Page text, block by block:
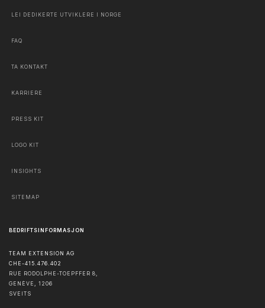
LEI DEDIKERTE UTVIKLERE I NORGE
FAQ
TA KONTAKT
KARRIERE
PRESS KIT
LOGO KIT
INSIGHTS
SITEMAP
BEDRIFTSINFORMASJON
TEAM EXTENSION AG
CHE-415.476.402
RUE RODOLPHE-TOEPFFER 8,
GENÈVE , 1206
SVEITS